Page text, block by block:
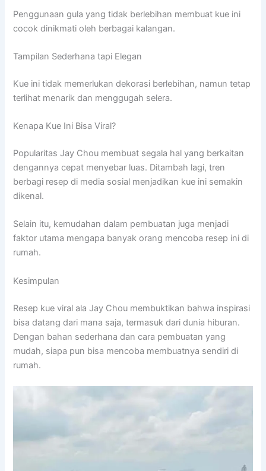
Penggunaan gula yang tidak berlebihan membuat kue ini
cocok dinikmati oleh berbagai kalangan.
Tampilan Sederhana tapi Elegan
Kue ini tidak memerlukan dekorasi berlebihan, namun tetap
terlihat menarik dan menggugah selera.
Kenapa Kue Ini Bisa Viral?
Popularitas Jay Chou membuat segala hal yang berkaitan
dengannya cepat menyebar luas. Ditambah lagi, tren
berbagi resep di media sosial menjadikan kue ini semakin
dikenal.
Selain itu, kemudahan dalam pembuatan juga menjadi
faktor utama mengapa banyak orang mencoba resep ini di
rumah.
Kesimpulan
Resep kue viral ala Jay Chou membuktikan bahwa inspirasi
bisa datang dari mana saja, termasuk dari dunia hiburan.
Dengan bahan sederhana dan cara pembuatan yang
mudah, siapa pun bisa mencoba membuatnya sendiri di
rumah.